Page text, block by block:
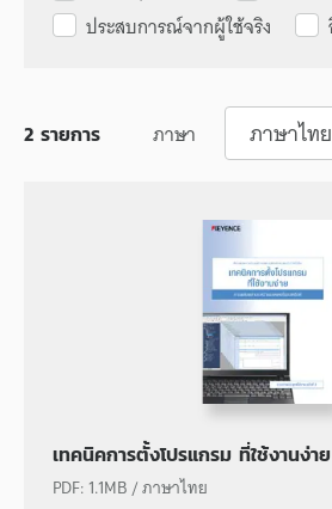
ประสบการณ์จากผู้ใช้จริง
ภาษา ภาษาไทย
2 รายการ
เทคนิคการตั้งโปรแกรม ที่ใช้งานง่า
PDF: 1.1MB/ภาษาไทย